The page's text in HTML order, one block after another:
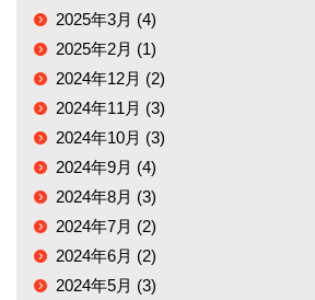
2025年3月 (4)
2025年2月 (1)
2024年12月 (2)
2024年11月 (3)
2024年10月 (3)
2024年9月 (4)
2024年8月 (3)
2024年7月 (2)
2024年6月 (2)
2024年5月 (3)